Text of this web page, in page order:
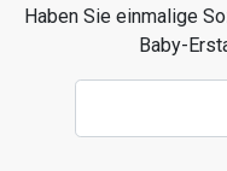
Haben Sie einmalige
Baby-